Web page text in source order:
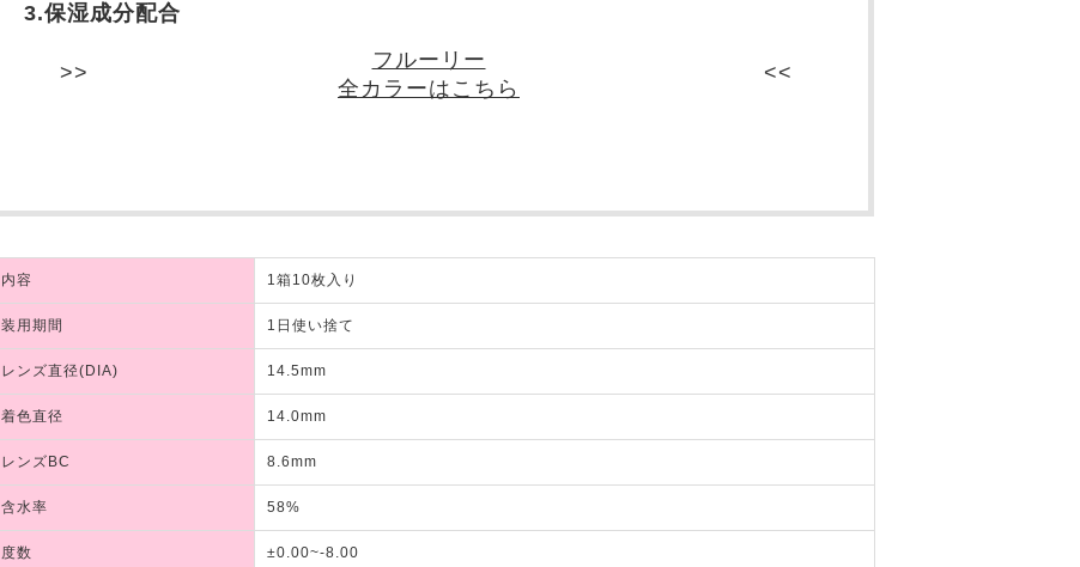
3.保湿成分配合
フルーリー
全カラーはこちら
内容 1箱10枚入り
装用期間 1日使い捨て
レンズ直径(DIA) 14.5mm
着色直径 14.0mm
レンズBC 8.6mm
含水率 58%
度数 ±0.00~-8.00